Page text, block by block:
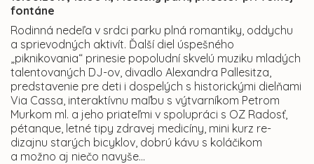
fontáne
Rodinná nedeľa v srdci parku plná romantiky, oddychu
a sprievodných aktivít. Ďalší diel úspešného
„piknikovania“ prinesie popoludní skvelú muziku mladých
talentovaných DJ-ov, divadlo Alexandra Pallesitza,
predstavenie pre deti i dospelých s historickými dielňami
Via Cassa, interaktívnu maľbu s výtvarníkom Petrom
Murkom ml. a jeho priateľmi v spolupráci s OZ Radosť,
pétanque, letné tipy zdravej medicíny, mini kurz re-
dizajnu starých bicyklov, dobrú kávu s koláčikom
a možno aj niečo navyše...